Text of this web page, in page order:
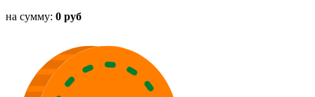
на сумму: 0 руб